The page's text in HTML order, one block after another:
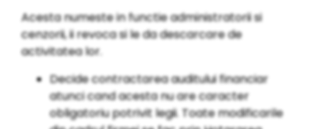
Acesta numeste in functie administratorii si
cenzorii, ii revoca si le da descarcare de
activitatea lor.
Decide contractarea auditului financiar
atunci cand acesta nu are caracter
obligatoriu potrivit legii. Toate modificarile